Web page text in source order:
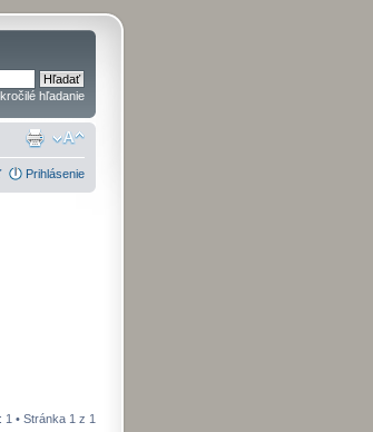
hľadanie
Prihlásenie
1 • Stránka 1 z 1